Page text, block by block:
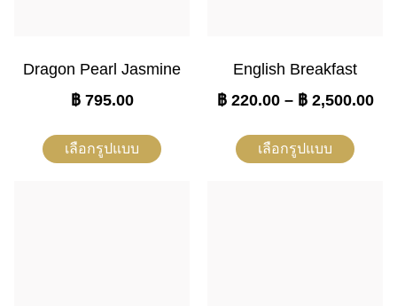
Dragon Pearl Jasmine
฿795.00
เลือกรูปแบบ
English Breakfast
฿220.00 – ฿2,500.00
เลือกรูปแบบ